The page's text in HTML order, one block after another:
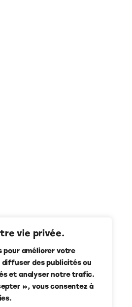
vie privée.
pour améliorer votre
des publicités ou
et analyser notre trafic.
», vous consentez à